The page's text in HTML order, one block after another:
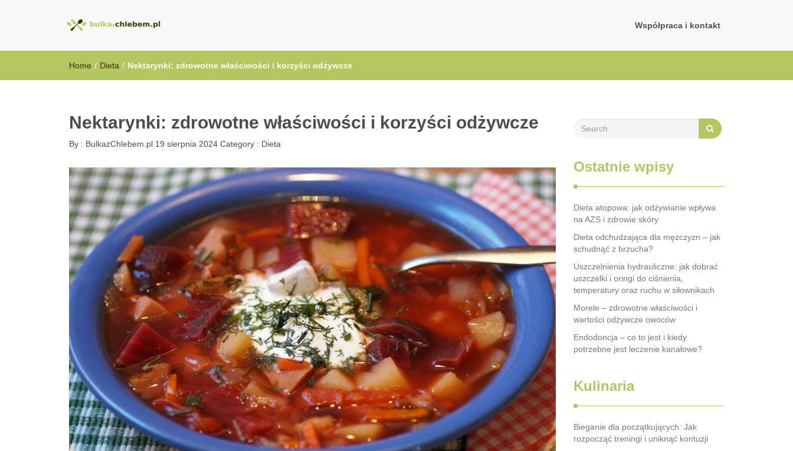
Współpraca i kontakt
Home / Dieta / Nektarynki: zdrowotne właściwości i korzyści odżywcze
Nektarynki: zdrowotne właściwości i korzyści odżywcze
By : BulkazChlebem.pl 19 sierpnia 2024 Category : Dieta
Ostatnie wpisy
Dieta atopowa: jak odżywianie wpływa
na AZS i zdrowie skóry
Dieta odchudzająca dla mężczyzn – jak
schudnąć z brzucha?
Uszczelnienia hydrauliczne: jak dobrać
uszczelki i oringi do ciśnienia,
temperatury oraz ruchu w siłownikach
Morele – zdrowotne właściwości i
wartości odżywcze owoców
Endodoncja – co to jest i kiedy
potrzebne jest leczenie kanałowe?
Kulinaria
Bieganie dla początkujących: Jak
rozpocząć treningi i uniknąć kontuzji